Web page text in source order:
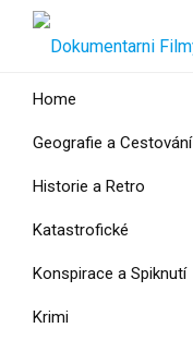
Home
Geografie a Cestování
Historie a Retro
Katastrofické
Konspirace a Spiknutí
Krimi